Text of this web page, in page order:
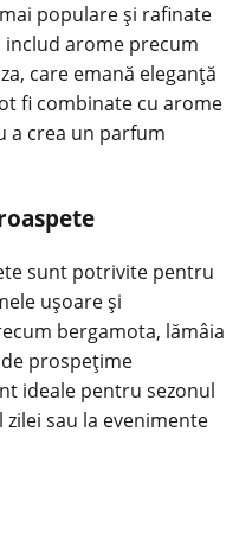
populare și rafinate
includ arome precum
care emană eleganță
fi combinate cu arome
a crea un parfum
sunt potrivite pentru
ușoare și
bergamota, lămâia
prospețime
ideale pentru sezonul
sau la evenimente